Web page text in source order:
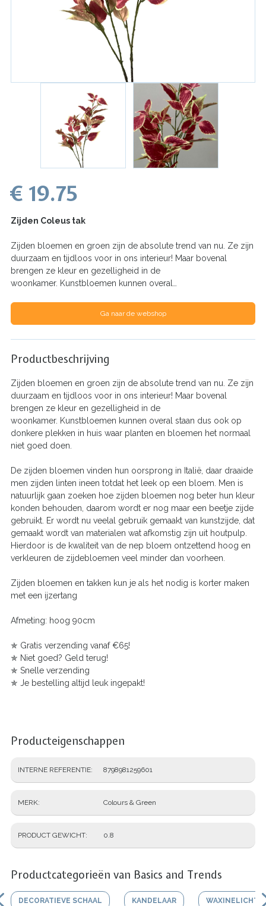
€ 19.75
Zijden Coleus tak
Zijden bloemen en groen zijn de absolute trend van nu. Ze zijn
duurzaam en tijdloos voor in ons interieur! Maar bovenal
brengen ze kleur en gezelligheid in de
woonkamer. Kunstbloemen kunnen overal…
Ga naar de webshop
Productbeschrijving
Zijden bloemen en groen zijn de absolute trend van nu. Ze zijn
duurzaam en tijdloos voor in ons interieur! Maar bovenal
brengen ze kleur en gezelligheid in de
woonkamer. Kunstbloemen kunnen overal staan dus ook op
donkere plekken in huis waar planten en bloemen het normaal
niet goed doen.
De zijden bloemen vinden hun oorsprong in Italië, daar draaide
men zijden linten ineen totdat het leek op een bloem. Men is
natuurlijk gaan zoeken hoe zijden bloemen nog beter hun kleur
konden behouden, daarom wordt er nog maar een beetje zijde
gebruikt. Er wordt nu veelal gebruik gemaakt van kunstzijde, dat
gemaakt wordt van materialen wat afkomstig zijn uit houtpulp.
Hierdoor is de kwaliteit van de nep bloem ontzettend hoog en
verkleuren de zijdebloemen veel minder dan voorheen.
Zijden bloemen en takken kun je als het nodig is korter maken
met een ijzertang
Afmeting: hoog 90cm
✯ Gratis verzending vanaf €65!
✯ Niet goed? Geld terug!
✯ Snelle verzending
✯ Je bestelling altijd leuk ingepakt!
Producteigenschappen
INTERNE REFERENTIE 8798981259601
MERK Colours & Green
PRODUCT GEWICHT 0.8
Productcategorieën van Basics and Trends
DECORATIEVE SCHAAL KANDELAAR